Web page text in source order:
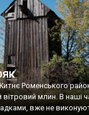
Роменського
вітровий млин. В наші
вже не